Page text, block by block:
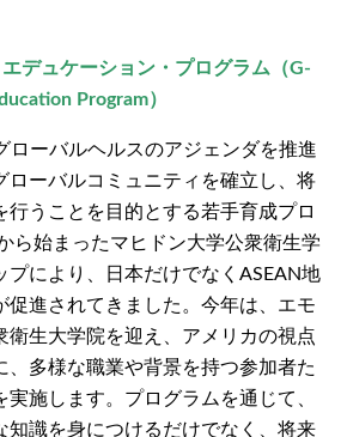
デュケーション・プログラム（G-
Program）
ローバルヘルスのアジェンダを推進
ローバルコミュニティを確立し、将
行うことを目的とする若手育成プロ
ら始まったマヒドン大学公衆衛生学
プにより、日本だけでなくASEAN地
促進されてきました。今年は、エモ
衛生大学院を迎え、アメリカの視点
、多様な職業や背景を持つ参加者た
施します。プログラムを通じて、
知識を身につけるだけでなく、将来